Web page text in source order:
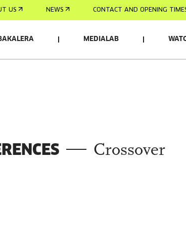
US NEWS CONTACT AND OPENING
MEDIALAB
Crossover